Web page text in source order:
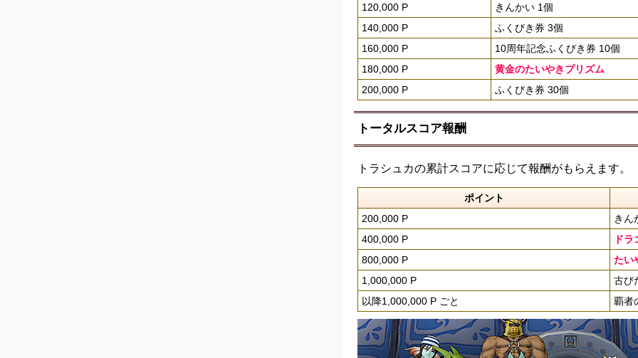
120,000 P
きんかい 1個
140,000 P
ふくびき券 3個
160,000 P
10周年記念ふくびき券 10個
180,000 P
黄金のたいやきプリズム
200,000 P
ふくびき券 30個
トータルスコア報酬
トラシュカの累計スコアに応じて報酬がもらえます。
ポイント
200,000 P
きん
400,000 P
ド
800,000 P
たい
1,000,000 P
古び
以降1,000,000 P ごと
覇者